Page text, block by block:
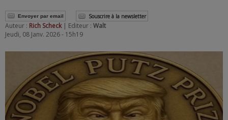
Envoyer par email Souscrire à la newsletter
Auteur : Rich Scheck | Editeur : Walt
Jeudi, 08 Janv. 2026 - 15h19